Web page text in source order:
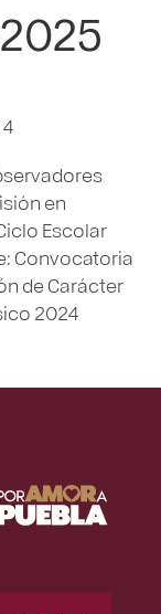
en
Escolar
Convocatoria
de Carácter
2024